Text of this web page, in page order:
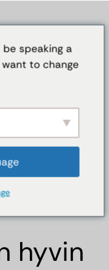
on
hyvin
speaking a
to change